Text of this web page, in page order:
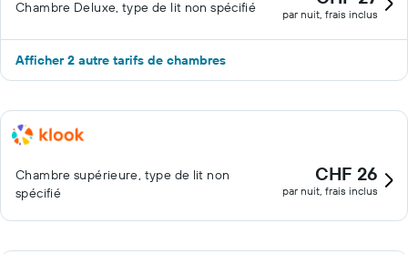
Chambre Deluxe, type de lit non spécifié par nuit, frais inclus
Afficher 2 autre tarifs de chambres
Chambre supérieure, type de lit non
spécifié
CHF 26
par nuit, frais inclus